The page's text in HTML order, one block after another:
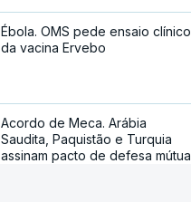
Ébola. OMS pede ensaio clínico
da vacina Ervebo
Acordo de Meca. Arábia
Saudita, Paquistão e Turquia
assinam pacto de defesa mútua